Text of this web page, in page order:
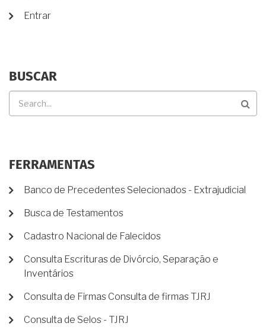
Entrar
BUSCAR
FERRAMENTAS
Banco de Precedentes Selecionados - Extrajudicial
Busca de Testamentos
Cadastro Nacional de Falecidos
Consulta Escrituras de Divórcio, Separação e
Inventários
Consulta de Firmas Consulta de firmas TJRJ
Consulta de Selos - TJRJ